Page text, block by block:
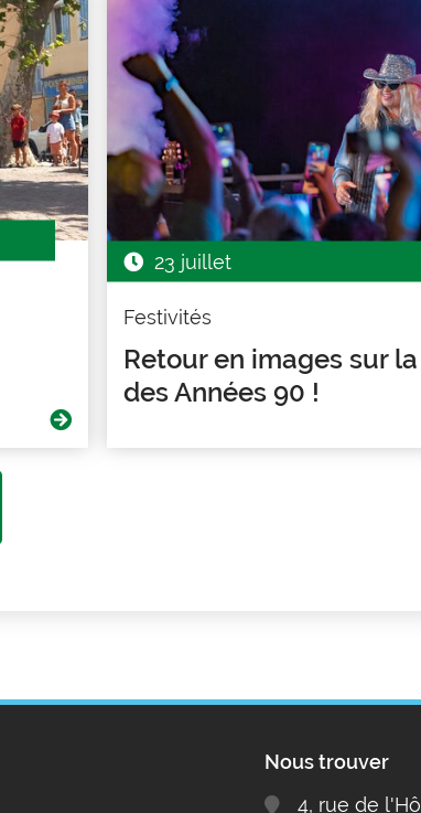
23 juillet
Festivités
Retour en images sur
des Années 90 !
Nous trouver
4, rue de